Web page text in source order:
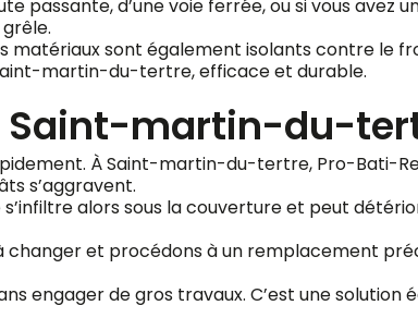
passante, d’une voie ferrée, ou si vous avez
matériaux sont également isolants contre le
martin-du-tertre, efficace et durable.
Saint-martin-du-
À Saint-martin-du-tertre, Pro-Bati-
s’aggravent.
alors sous la couverture et peut
changer et procédons à un remplacement
engager de gros travaux. C’est une solution